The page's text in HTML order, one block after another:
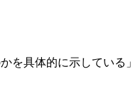
を具体的に示している」